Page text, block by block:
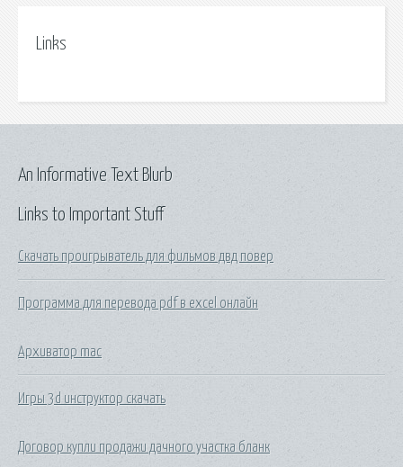
Links
Links to Important Stuff
Скачать проигрыватель для фильмов двд повер
Программа для перевода pdf в excel онлайн
Архиватор mac
Игры 3d инструктор скачать
Договор купли продажи дачного участка бланк
An Informative Text Blurb